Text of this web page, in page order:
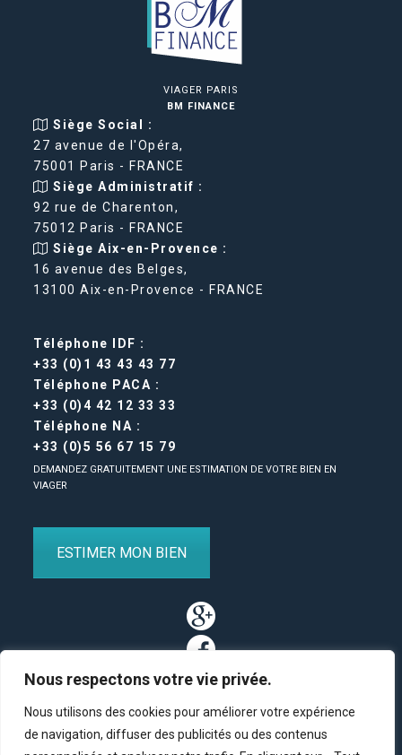
Nous respectons votre vie privée.
Nous utilisons des cookies pour améliorer votre expérience
de navigation, diffuser des publicités ou des contenus
VIAGER PARIS
BM FINANCE
Siège Social :
27 avenue de l'Opéra,
75001 Paris - FRANCE
Siège Administratif :
92 rue de Charenton,
75012 Paris - FRANCE
Siège Aix-en-Provence :
16 avenue des Belges,
13100 Aix-en-Provence - FRANCE
Téléphone IDF :
+33 (0)1 43 43 43 77
Téléphone PACA :
+33 (0)4 42 12 33 33
Téléphone NA :
+33 (0)5 56 67 15 79
DEMANDEZ GRATUITEMENT UNE ESTIMATION DE VOTRE BIEN EN
VIAGER
ESTIMER MON BIEN